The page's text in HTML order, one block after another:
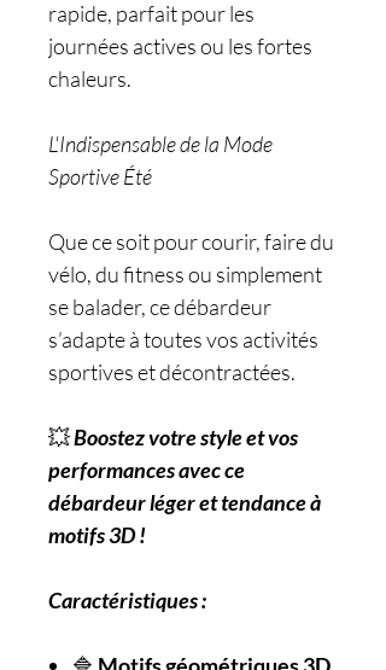
rapide, parfait pour les
journées actives ou les fortes
chaleurs.
L'Indispensable de la Mode
Sportive Été
Que ce soit pour courir, faire du
vélo, du fitness ou simplement
se balader, ce débardeur
s’adapte à toutes vos activités
sportives et décontractées.
💥Boostez votre style et vos
performances avec ce
débardeur léger et tendance à
motifs 3D !
Caractéristiques :